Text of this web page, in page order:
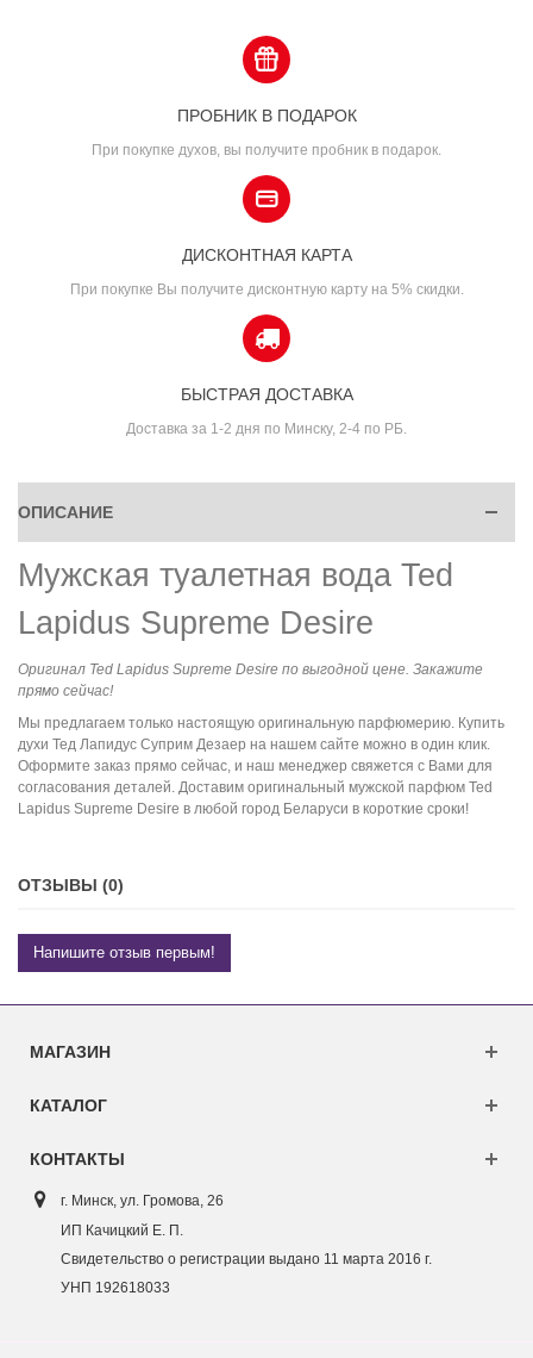
ПРОБНИК В ПОДАРОК
При покупке духов, вы получите пробник в подарок.
ДИСКОНТНАЯ КАРТА
При покупке Вы получите дисконтную карту на 5% скидки.
БЫСТРАЯ ДОСТАВКА
Доставка за 1-2 дня по Минску, 2-4 по РБ.
ОПИСАНИЕ
Мужская туалетная вода Ted
Lapidus Supreme Desire
Оригинал Ted Lapidus Supreme Desire по выгодной цене. Закажите
прямо сейчас!
Мы предлагаем только настоящую оригинальную парфюмерию. Купить
духи Тед Лапидус Суприм Дезаер на нашем сайте можно в один клик.
Оформите заказ прямо сейчас, и наш менеджер свяжется с Вами для
согласования деталей. Доставим оригинальный мужской парфюм Ted
Lapidus Supreme Desire в любой город Беларуси в короткие сроки!
ОТЗЫВЫ (0)
Напишите отзыв первым!
МАГАЗИН
КАТАЛОГ
КОНТАКТЫ
г. Минск, ул. Громова, 26
ИП Качицкий Е. П.
Свидетельство о регистрации выдано 11 марта 2016 г.
УНП 192618033